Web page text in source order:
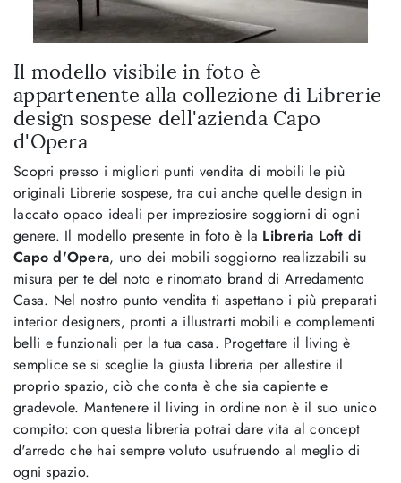
Il modello visibile in foto è
appartenente alla collezione di Librerie
design sospese dell'azienda Capo
d'Opera
Scopri presso i migliori punti vendita di mobili le più
originali Librerie sospese, tra cui anche quelle design in
laccato opaco ideali per impreziosire soggiorni di ogni
genere. Il modello presente in foto è la Libreria Loft di
Capo d'Opera, uno dei mobili soggiorno realizzabili su
misura per te del noto e rinomato brand di Arredamento
Casa. Nel nostro punto vendita ti aspettano i più preparati
interior designers, pronti a illustrarti mobili e complementi
belli e funzionali per la tua casa. Progettare il living è
semplice se si sceglie la giusta libreria per allestire il
proprio spazio, ciò che conta è che sia capiente e
gradevole. Mantenere il living in ordine non è il suo unico
compito: con questa libreria potrai dare vita al concept
d'arredo che hai sempre voluto usufruendo al meglio di
ogni spazio.